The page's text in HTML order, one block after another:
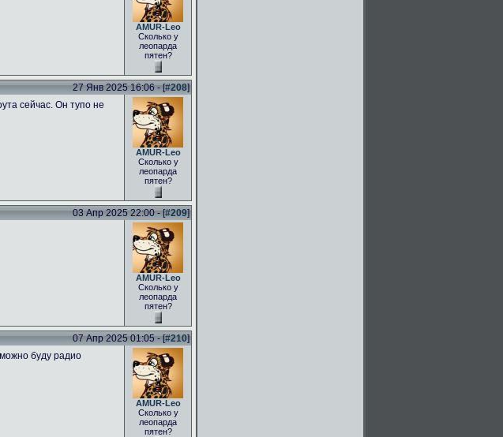
AMUR-Leo
Сколько у
леопарда
пятен?
27 Янв 2025 16:06 - [#208]
сейчас. Он тупо не
AMUR-Leo
Сколько у
леопарда
пятен?
03 Апр 2025 22:00 - [#209]
AMUR-Leo
Сколько у
леопарда
пятен?
07 Апр 2025 01:05 - [#210]
буду радио
AMUR-Leo
Сколько у
леопарда
пятен?